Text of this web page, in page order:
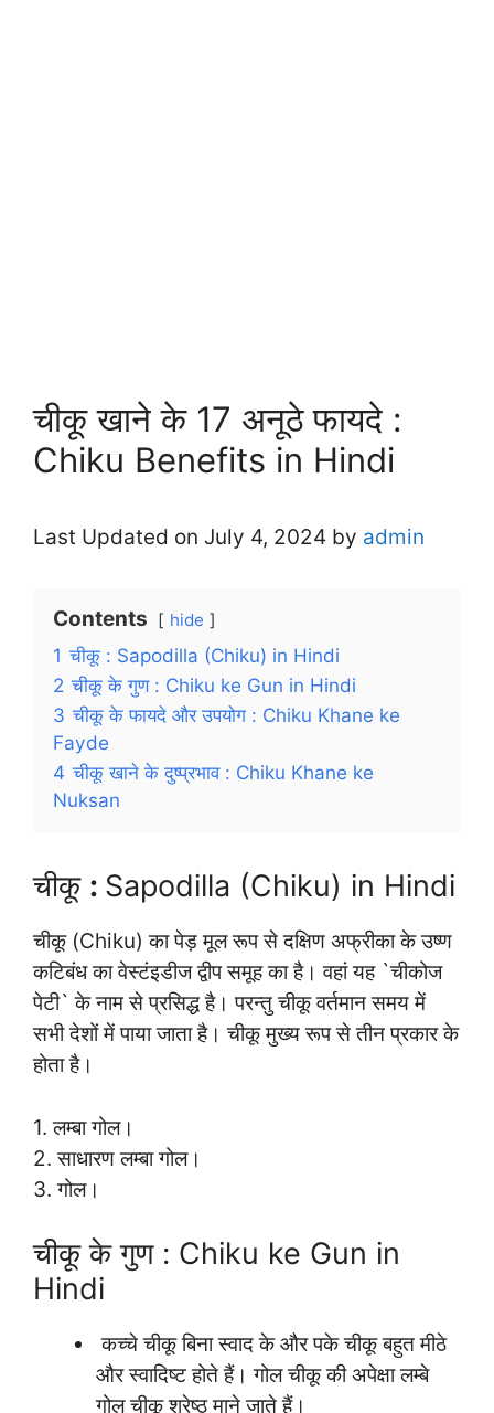
चीकू खाने के 17 अनूठे फायदे :
Chiku Benefits in Hindi
Last Updated on July 4, 2024 by admin
Contents hide
1 चीकू : Sapodilla (Chiku) in Hindi
2 चीकू के गुण : Chiku ke Gun in Hindi
3 चीकू के फायदे और उपयोग : Chiku Khane ke
Fayde
4 चीकू खाने के दुष्प्रभाव : Chiku Khane ke
Nuksan
चीकू : Sapodilla (Chiku) in Hindi
चीकू (Chiku) का पेड़ मूल रूप से दक्षिण अफ्रीका के उष्ण
कटिबंध का वेस्टंइडीज द्वीप समूह का है। वहां यह `चीकोज
पेटी` के नाम से प्रसिद्ध है। परन्तु चीकू वर्तमान समय में
सभी देशों में पाया जाता है। चीकू मुख्य रूप से तीन प्रकार के
होता है।
1. लम्बा गोल।
2. साधारण लम्बा गोल।
3. गोल।
चीकू के गुण : Chiku ke Gun in
Hindi
कच्चे चीकू बिना स्वाद के और पके चीकू बहुत मीठे
और स्वादिष्ट होते हैं। गोल चीकू की अपेक्षा लम्बे
गोल चीकू श्रेष्ठ माने जाते हैं।